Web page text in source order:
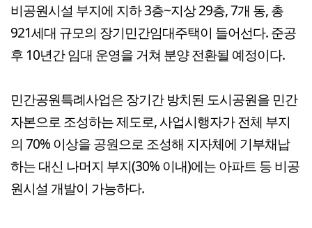
비공원시설 부지에 지하 3층~지상 29층, 7개 동, 총
921세대 규모의 장기민간임대주택이 들어선다. 준공
후 10년간 임대 운영을 거쳐 분양 전환될 예정이다.
민간공원특례사업은 장기간 방치된 도시공원을 민간
자본으로 조성하는 제도로, 사업시행자가 전체 부지
의 70% 이상을 공원으로 조성해 지자체에 기부채납
하는 대신 나머지 부지(30% 이내)에는 아파트 등 비공
원시설 개발이 가능하다.